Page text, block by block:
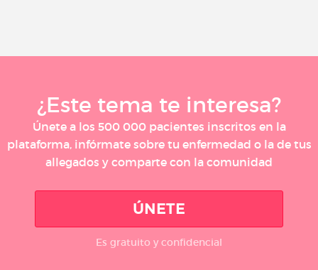
¿Este tema te interesa?
Únete a los 500 000 pacientes inscritos en la
plataforma, infórmate sobre tu enfermedad o la de tus
allegados y comparte con la comunidad
ÚNETE
Es gratuito y confidencial